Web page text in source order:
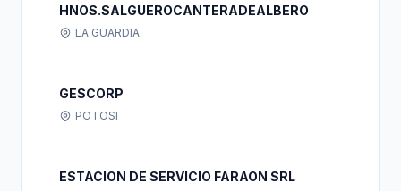
HNOS.SALGUEROCANTERADEALBERO
LA GUARDIA
GESCORP
POTOSI
ESTACION DE SERVICIO FARAON SRL